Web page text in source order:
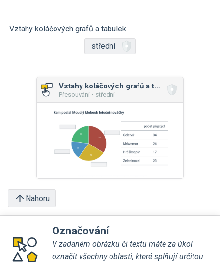
Vztahy koláčových grafů a tabulek
střední
Vztahy koláčových grafů a tabulek
Přesouvání • střední
Nahoru
Označování
V zadaném obrázku či textu máte za úkol
označit všechny oblasti, které splňují určitou